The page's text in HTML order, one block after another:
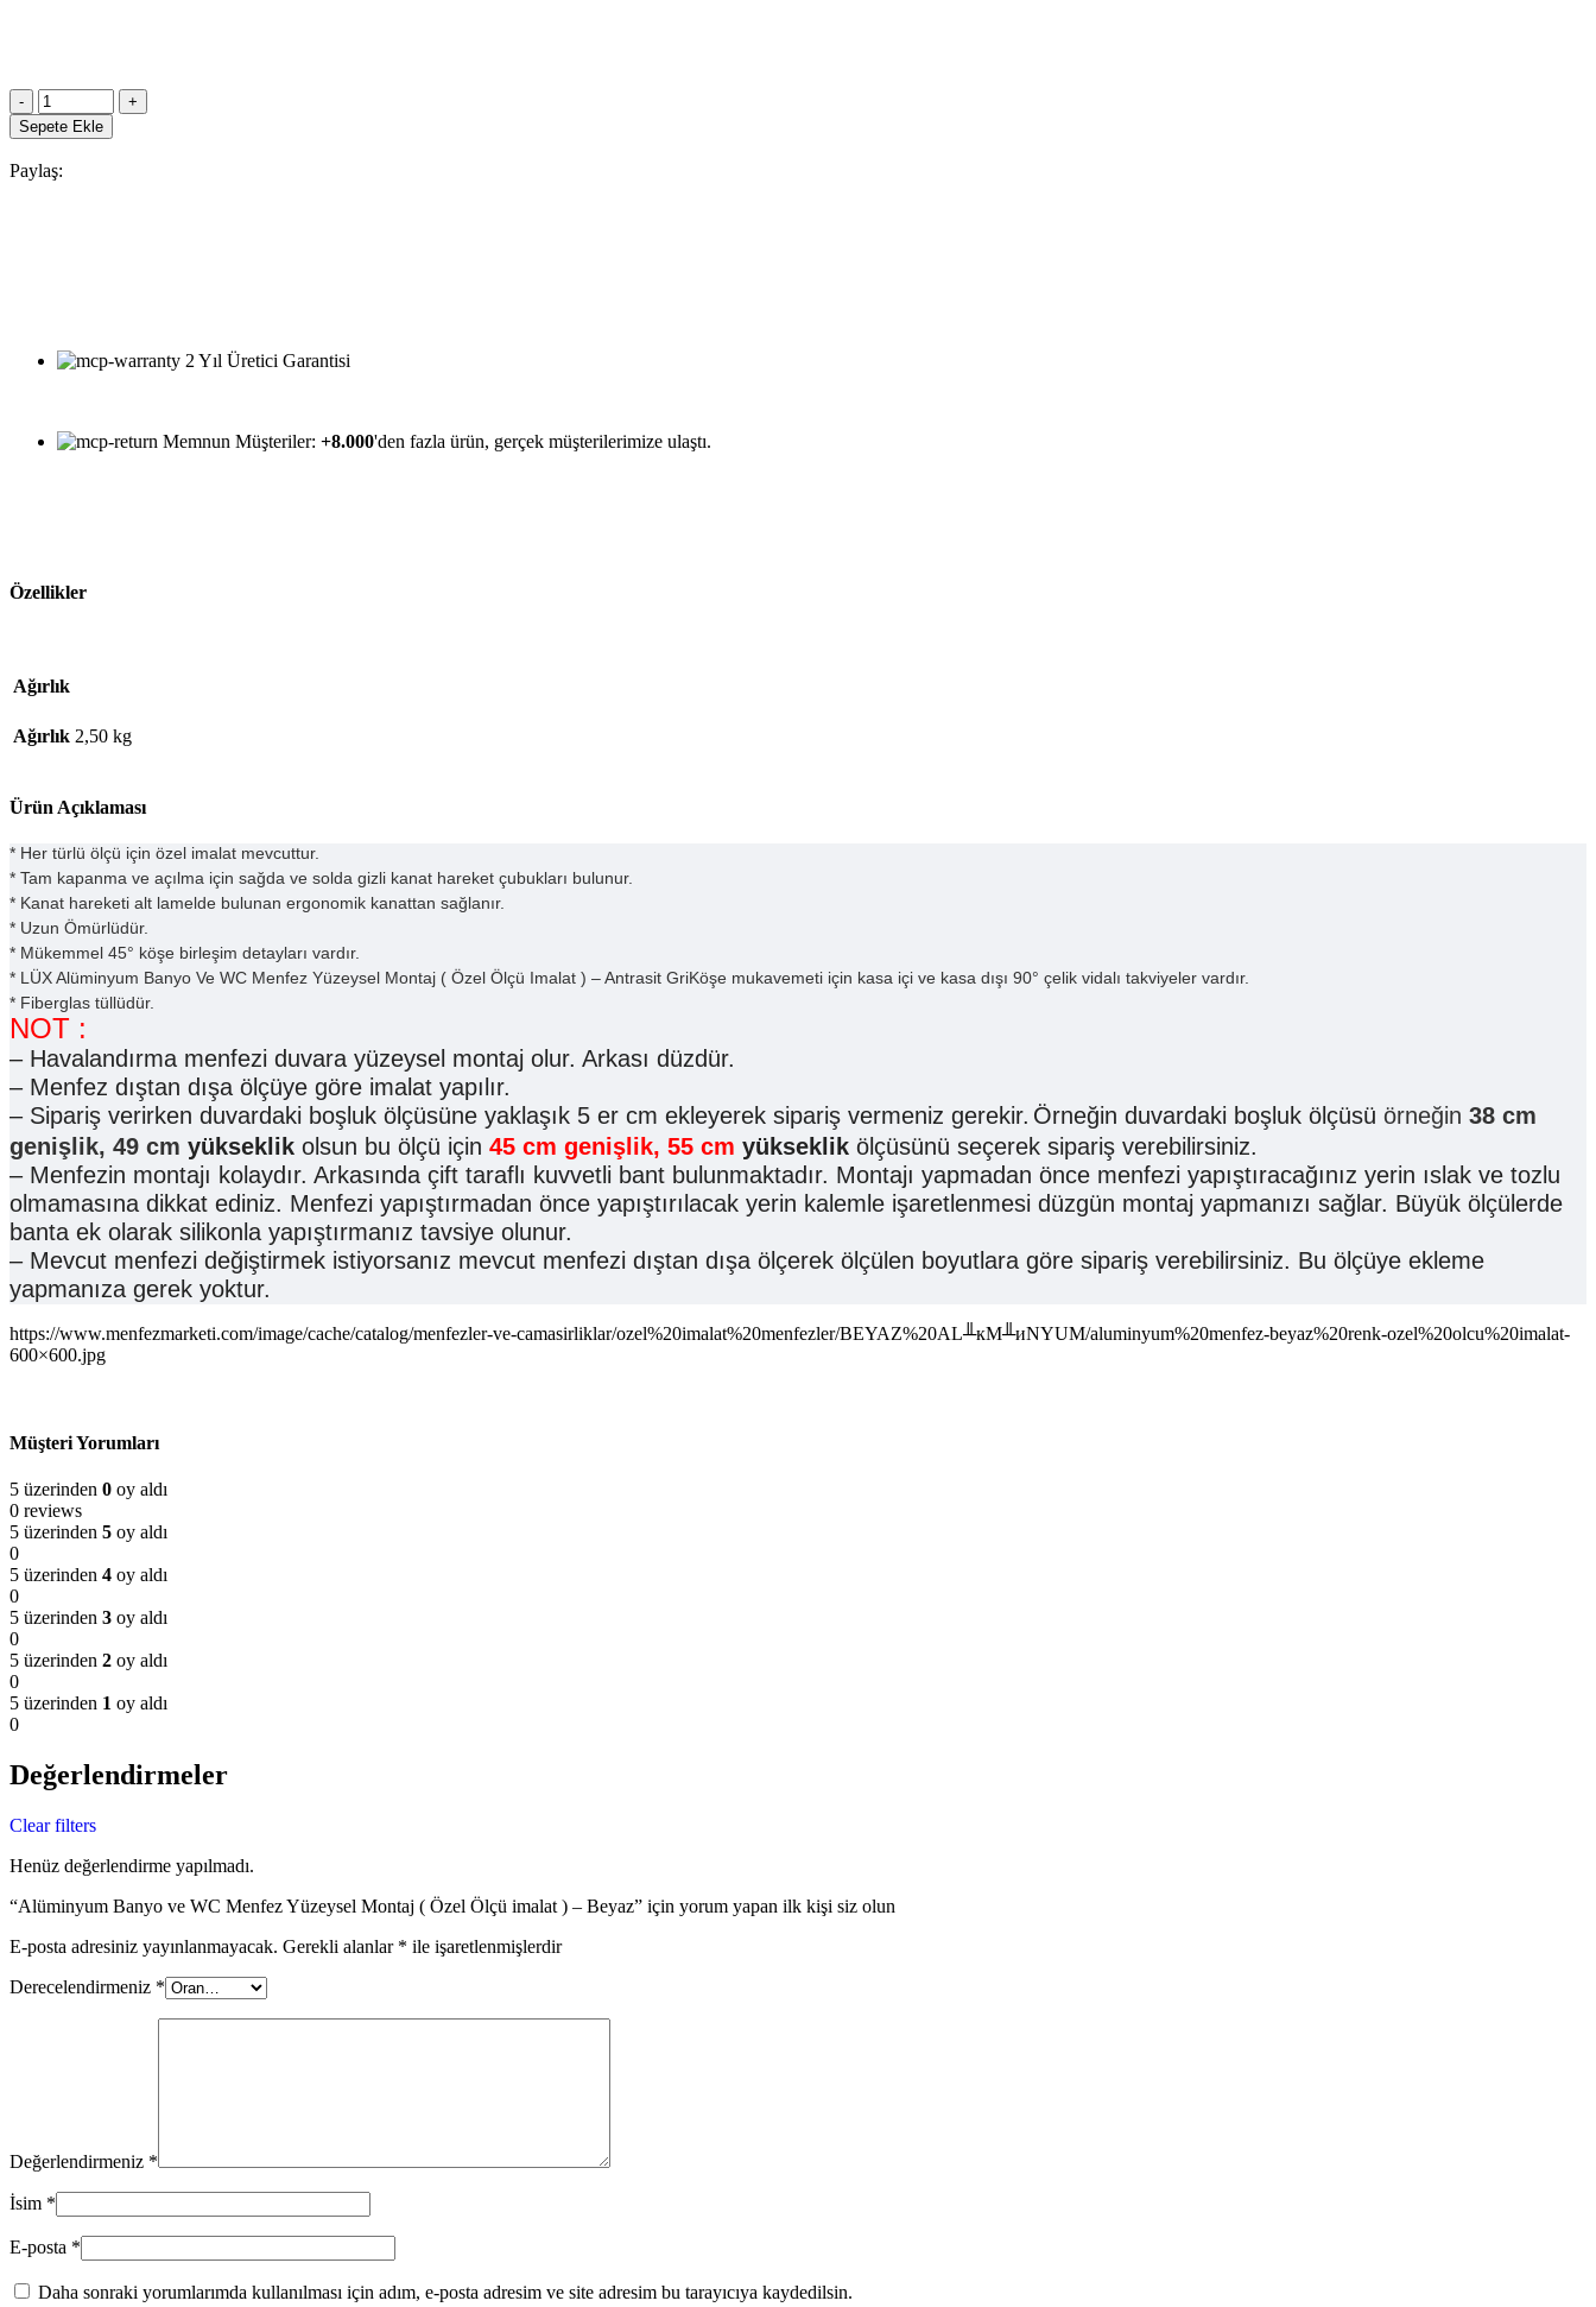
Sepete Ekle
Paylaş:
2 Yıl Üretici Garantisi
Memnun Müşteriler: +8.000'den fazla ürün, gerçek müşterilerimize ulaştı.
Özellikler
Ağırlık
Ağırlık 2,50 kg
Ürün Açıklaması
* Her türlü ölçü için özel imalat mevcuttur.
* Tam kapanma ve açılma için sağda ve solda gizli kanat hareket çubukları bulunur.
* Kanat hareketi alt lamelde bulunan ergonomik kanattan sağlanır.
* Uzun Ömürlüdür.
* Mükemmel 45° köşe birleşim detayları vardır.
* LÜX Alüminyum Banyo Ve WC Menfez Yüzeysel Montaj ( Özel Ölçü Imalat ) – Antrasit GriKöşe mukavemeti için kasa içi ve kasa dışı 90° çelik vidalı takviyeler vardır.
* Fiberglas tüllüdür.
NOT :
– Havalandırma menfezi duvara yüzeysel montaj olur. Arkası düzdür.
– Menfez dıştan dışa ölçüye göre imalat yapılır.
– Sipariş verirken duvardaki boşluk ölçüsüne yaklaşık 5 er cm ekleyerek sipariş vermeniz gerekir. Örneğin duvardaki boşluk ölçüsü örneğin 38 cm
genişlik, 49 cm yükseklik olsun bu ölçü için 45 cm genişlik, 55 cm yükseklik ölçüsünü seçerek sipariş verebilirsiniz.
– Menfezin montajı kolaydır. Arkasında çift taraflı kuvvetli bant bulunmaktadır. Montajı yapmadan önce menfezi yapıştıracağınız yerin ıslak ve tozlu
olmamasına dikkat ediniz. Menfezi yapıştırmadan önce yapıştırılacak yerin kalemle işaretlenmesi düzgün montaj yapmanızı sağlar. Büyük ölçülerde
banta ek olarak silikonla yapıştırmanız tavsiye olunur.
– Mevcut menfezi değiştirmek istiyorsanız mevcut menfezi dıştan dışa ölçerek ölçülen boyutlara göre sipariş verebilirsiniz. Bu ölçüye ekleme
yapmanıza gerek yoktur.
https://www.menfezmarketi.com/image/cache/catalog/menfezler-ve-camasirliklar/ozel%20imalat%20menfezler/BEYAZ%20AL╨кM╨иNYUM/aluminyum%20menfez-beyaz%20renk-ozel%20olcu%20imalat-
600×600.jpg
Müşteri Yorumları
5 üzerinden 0 oy aldı
0 reviews
5 üzerinden 5 oy aldı
0
5 üzerinden 4 oy aldı
0
5 üzerinden 3 oy aldı
0
5 üzerinden 2 oy aldı
0
5 üzerinden 1 oy aldı
0
Değerlendirmeler
Clear filters
Henüz değerlendirme yapılmadı.
“Alüminyum Banyo ve WC Menfez Yüzeysel Montaj ( Özel Ölçü imalat ) – Beyaz” için yorum yapan ilk kişi siz olun
E-posta adresiniz yayınlanmayacak. Gerekli alanlar * ile işaretlenmişlerdir
Derecelendirmeniz *
Değerlendirmeniz *
İsim *
E-posta *
Daha sonraki yorumlarımda kullanılması için adım, e-posta adresim ve site adresim bu tarayıcıya kaydedilsin.